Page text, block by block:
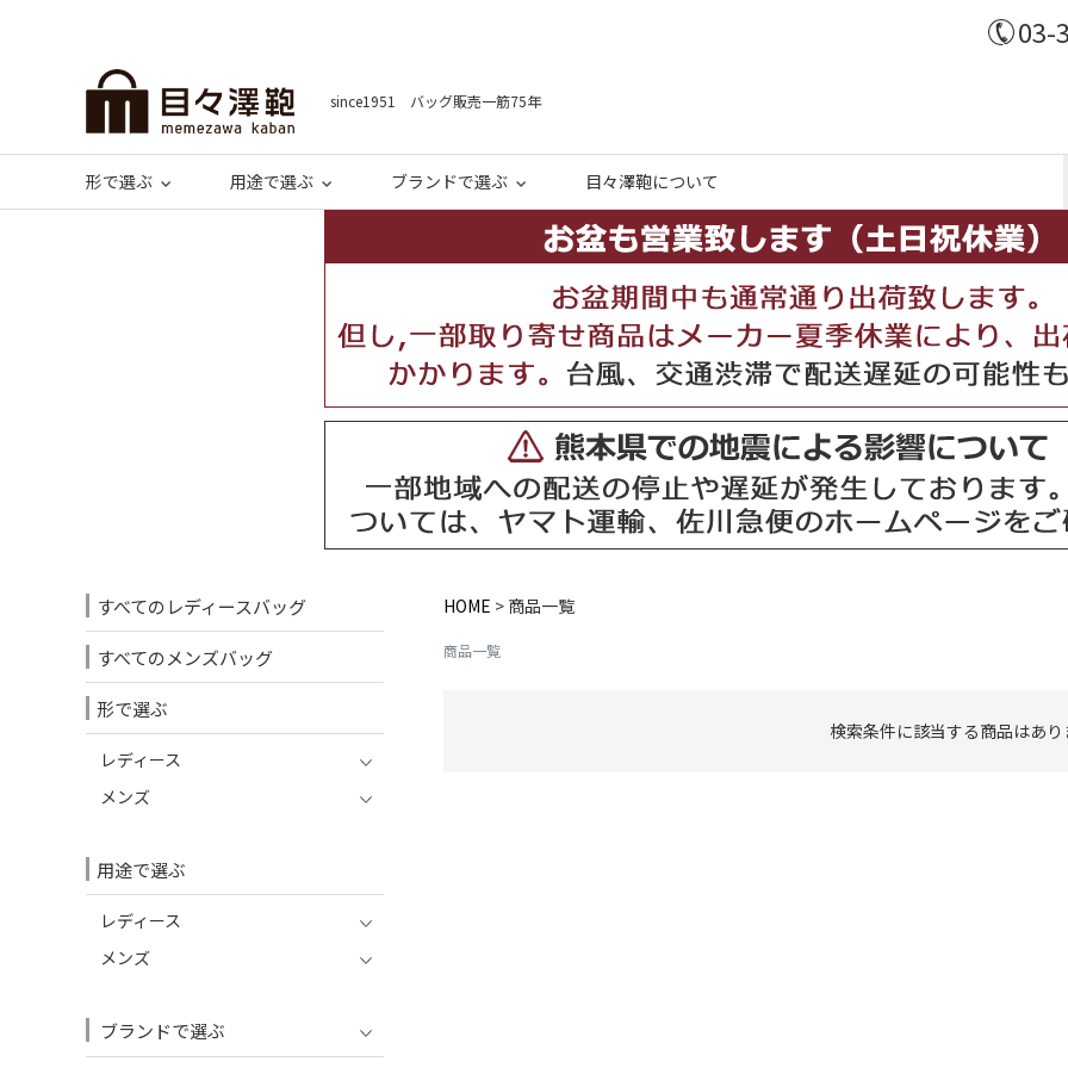
03-
since1951 バッグ販売一筋75年
形で選ぶ 用途で選ぶ ブランドで選ぶ 目々澤鞄について
すべてのレディースバッグ
すべてのメンズバッグ
形で選ぶ
レディース
メンズ
用途で選ぶ
レディース
メンズ
ブランドで選ぶ
HOME 商品一覧
商品一覧
検索条件に該当する商品はあ